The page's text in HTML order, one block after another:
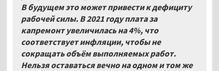
В будущем это может привести к дефициту
рабочей силы. В 2021 году плата за
капремонт увеличилась на 4%, что
соответствует инфляции, чтобы не
сокращать объём выполняемых работ.
Нельзя оставаться вечно на одном и том же